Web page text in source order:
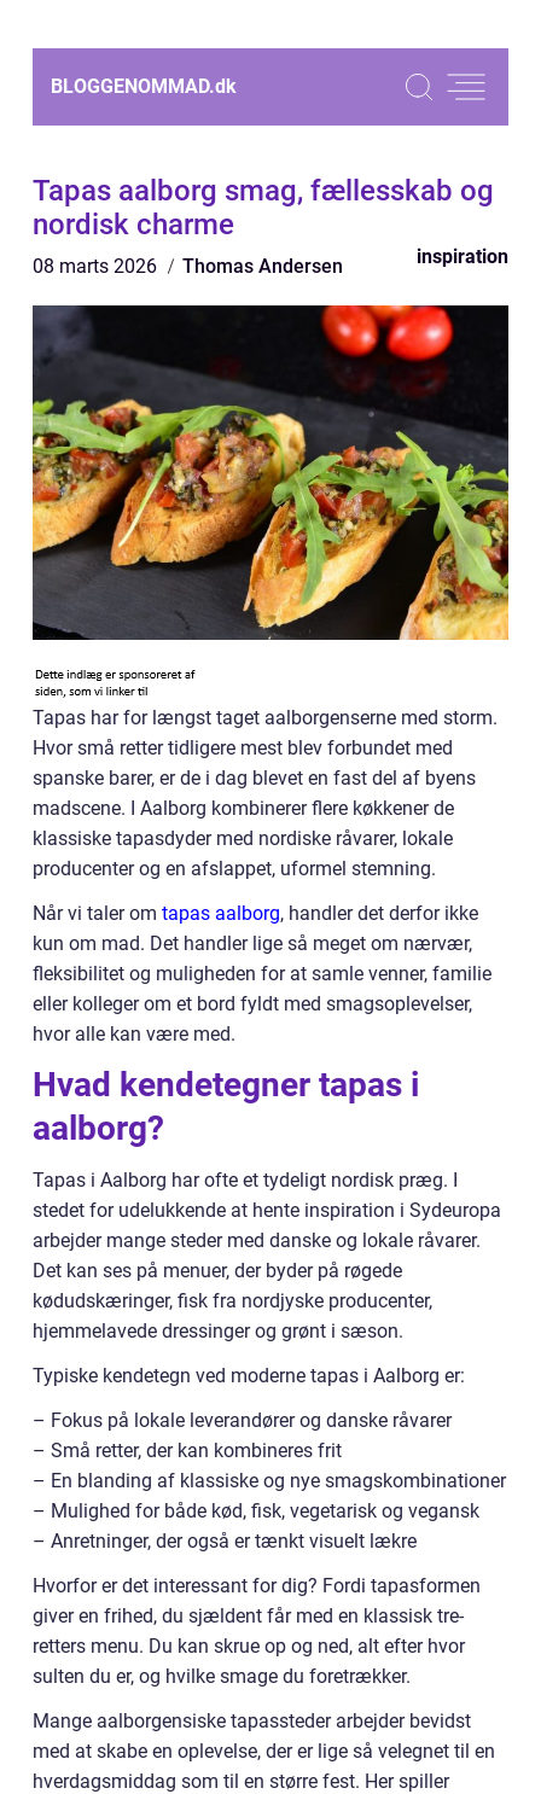
BLOGGENOMMAD.dk
Tapas aalborg smag, fællesskab og
nordisk charme
08 marts 2026 Thomas Andersen inspiration
Tapas har for længst taget aalborgenserne med storm.
Hvor små retter tidligere mest blev forbundet med
spanske barer, er de i dag blevet en fast del af byens
madscene. I Aalborg kombinerer flere køkkener de
klassiske tapasdyder med nordiske råvarer, lokale
producenter og en afslappet, uformel stemning.
Når vi taler om tapas aalborg, handler det derfor ikke
kun om mad. Det handler lige så meget om nærvær,
fleksibilitet og muligheden for at samle venner, familie
eller kolleger om et bord fyldt med smagsoplevelser,
hvor alle kan være med.
Hvad kendetegner tapas i
aalborg?
Tapas i Aalborg har ofte et tydeligt nordisk præg. I
stedet for udelukkende at hente inspiration i Sydeuropa
arbejder mange steder med danske og lokale råvarer.
Det kan ses på menuer, der byder på røgede
kødudskæringer, fisk fra nordjyske producenter,
hjemmelavede dressinger og grønt i sæson.
Typiske kendetegn ved moderne tapas i Aalborg er:
– Fokus på lokale leverandører og danske råvarer
– Små retter, der kan kombineres frit
– En blanding af klassiske og nye smagskombinationer
– Mulighed for både kød, fisk, vegetarisk og vegansk
– Anretninger, der også er tænkt visuelt lækre
Hvorfor er det interessant for dig? Fordi tapasformen
giver en frihed, du sjældent får med en klassisk tre-
retters menu. Du kan skrue op og ned, alt efter hvor
sulten du er, og hvilke smage du foretrækker.
Mange aalborgensiske tapassteder arbejder bevidst
med at skabe en oplevelse, der er lige så velegnet til en
hverdagsmiddag som til en større fest. Her spiller